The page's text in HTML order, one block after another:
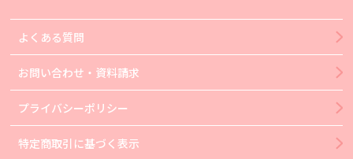
よくある質問
お問い合わせ・資料請求
プライバシーポリシー
特定商取引に基づく表示